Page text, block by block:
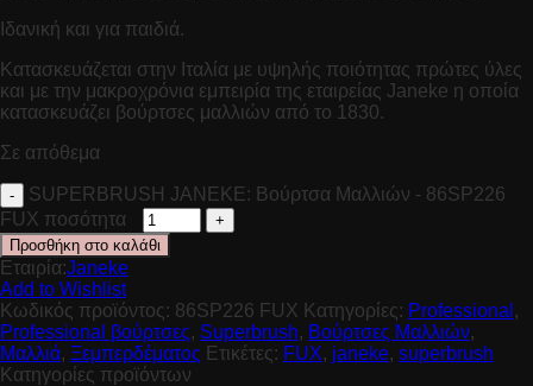
Ιδανική και για παιδιά.
Κατασκευάζεται στην Ιταλία με υψηλής ποιότητας πρώτες ύλες
και με την μακροχρόνια εμπειρία της εταιρείας Janeke η οποία
κατασκευάζει βούρτσες μαλλιών από το 1830.
Σε απόθεμα
SUPERBRUSH JANEKE: Βούρτσα Μαλλιών - 86SP226
FUX ποσότητα
Προσθήκη στο καλάθι
Εταιρία:Janeke
Add to Wishlist
Κωδικός προϊόντος: 86SP226 FUX Κατηγορίες: Professional ,
Professional βούρτσες, Superbrush, Βούρτσες Μαλλιών,
Μαλλιά, Ξεμπερδέματος Ετικέτες: FUX, janeke, superbrush
Κατηγορίες προϊόντων